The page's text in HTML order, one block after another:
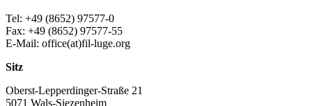
Tel: +49 (8652) 97577-0
Fax: +49 (8652) 97577-55
E-Mail: office(at)fil-luge.org
Sitz
Oberst-Lepperdinger-Straße 21
5071 Wals-Siezenheim